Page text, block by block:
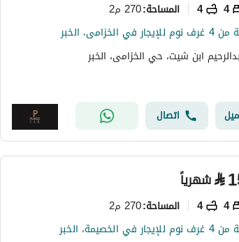
4
4 المساحة:270 م2
الخزامى، الخبر
ابن شيت، حي الخزامى، الخبر
اتصال
⃁شهرياً
4
4 المساحة:270 م2
الخصيمة، الخبر